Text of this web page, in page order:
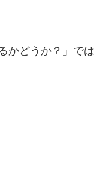
かどうか？」では